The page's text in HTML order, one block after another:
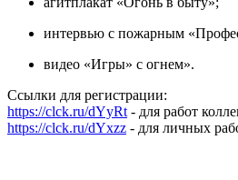
интервью с пожарным
видео «Игры» с огнем».
Ссылки для регистрации:
https://clck.ru/dYyRt - для работ
https://clck.ru/dYxzz - для личных